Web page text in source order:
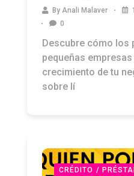
By Anali Malaver
0
Descubre cómo los
pequeñas
crecimiento de tu
sobre lí
CRÉDITO /